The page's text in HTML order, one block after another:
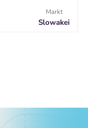
Markt
Slowakei